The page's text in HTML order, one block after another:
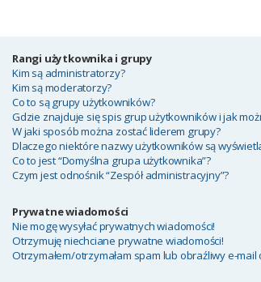
Rangi użytkownika i grupy
Kim są administratorzy?
Kim są moderatorzy?
Co to są grupy użytkowników?
Gdzie znajduje się spis grup użytkowników i jak
W jaki sposób można zostać liderem grupy?
Dlaczego niektóre nazwy użytkowników są
Co to jest “Domyślna grupa użytkownika”?
Czym jest odnośnik “Zespół administracyjny”?
Prywatne wiadomości
Nie mogę wysyłać prywatnych wiadomości!
Otrzymuję niechciane prywatne wiadomości!
Otrzymałem/otrzymałam spam lub obraźliwy e-